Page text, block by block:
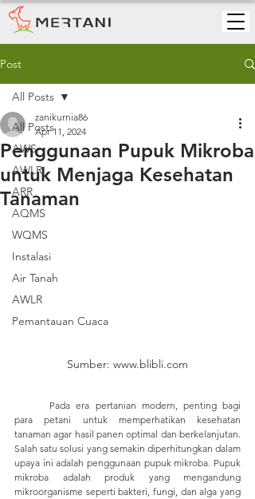
Post
All Posts
AWS
AWLR
ARR
AQMS
WQMS
Instalasi
Air Tanah
AWLR
Pemantauan Cuaca
All Posts
Penggunaan Pupuk Mikroba
untuk Menjaga Kesehatan
Tanaman
zanikurnia86
Apr 11, 2024
Sumber: www.blibli.com
para petani untuk memperhatikan kesehatan
tanaman agar hasil panen optimal dan berkelanjutan.
Salah satu solusi yang semakin diperhitungkan dalam
upaya ini adalah penggunaan pupuk mikroba. Pupuk
mikroba adalah produk yang mengandung
mikroorganisme seperti bakteri, fungi, dan alga yang